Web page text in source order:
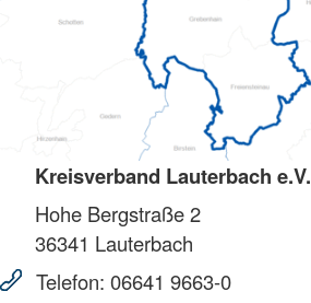
Kreisverband Lauterbach e.V.
Hohe Bergstraße 2
36341 Lauterbach
Telefon: 06641 9663-0